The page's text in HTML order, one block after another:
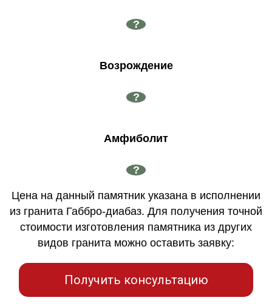
?
Возрождение
?
Амфиболит
?
Цена на данный памятник указана в исполнении
из гранита Габбро-диабаз. Для получения точной
стоимости изготовления памятника из других
видов гранита можно оставить заявку:
Получить консультацию